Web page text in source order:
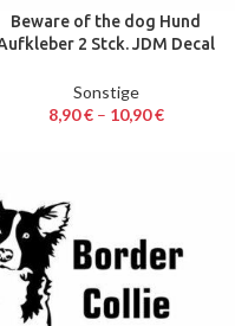
Beware of the dog Hund
2 Stck. JDM Decal
Sonstige
8,90€– 10,90€